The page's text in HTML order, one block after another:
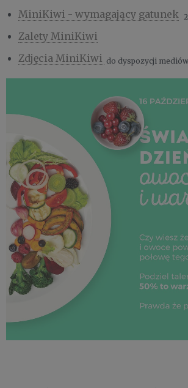
​​​​​MiniKiwi - wymagający gatunek
Zalety MiniKiwi
Zdjęcia MiniKiwi do dyspozycji mediów